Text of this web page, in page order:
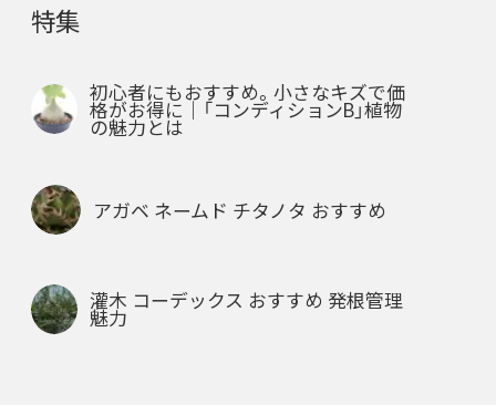
特集
初心者にもおすすめ。小さなキズで価
格がお得に｜「コンディションB」植物
の魅力とは
アガベ ネームド チタノタ おすすめ
灌木 コーデックス おすすめ 発根管理
魅力